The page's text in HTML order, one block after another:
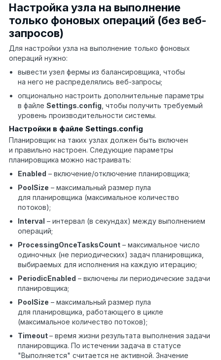
Настройка узла на выполнение
только фоновых операций (без веб-
запросов)
Для настройки узла на выполнение только фоновых
операций нужно:
вывести узел фермы из балансировщика, чтобы
на него не распределялись веб-запросы;
опционально настроить дополнительные параметры
в файле Settings.config , чтобы получить требуемый
уровень производительности системы.
Настройки в файле Settings.config
Планировщик на таких узлах должен быть включен
и правильно настроен. Следующие параметры
планировщика можно настраивать:
Enabled – включение/отключение планировщика;
PoolSize – максимальный размер пула
для планировщика (максимальное количество
потоков);
Interval – интервал (в секундах) между выполнением
операций;
ProcessingOnceTasksCount – максимальное число
одиночных (не периодических) задач планировщика,
выбираемых для исполнения на каждую итерацию;
PeriodicEnabled – включены ли периодические задачи
планировщика;
PoolSize – максимальный размер пула
для планировщика, работающего в цикле
(максимальное количество потоков);
Timeout– время жизни результата выполнения задачи
планировщика. По истечении задача в статусе
"Выполняется" считается не активной. Значение